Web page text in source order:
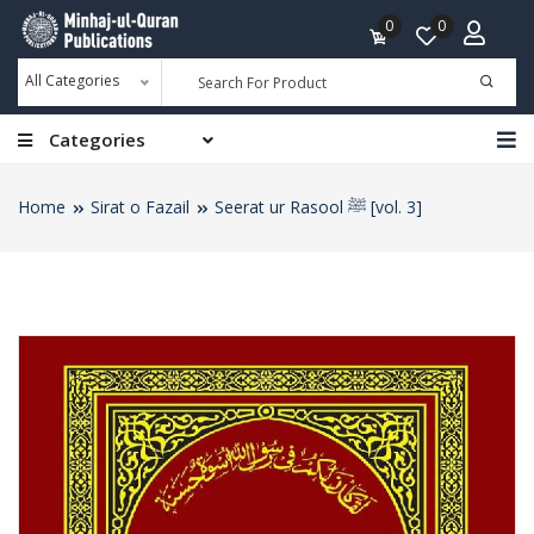
All Categories
0 0
Categories
Home Sirat o Fazail Seerat ur Rasool ﷺ [vol. 3]